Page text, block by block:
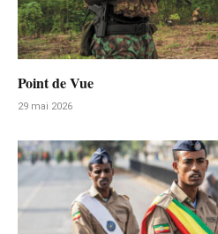
Point de Vue
29 mai 2026